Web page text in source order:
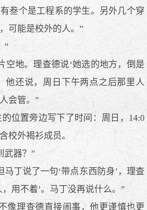
叁个是工程系的学生。另外几个穿
可能是校外的人。”
”
地。理查德说‘她选的地方，倒是
他还说，周日下午两点之后那里人
会管。”
位置旁边写下了时间：周日，14:0
校外褐衫成员。
器？”
丁说了一句‘带点东西防身’，理查
用不着’。马丁没再说什么。”
像理查德直接闹事，他更谨慎也更